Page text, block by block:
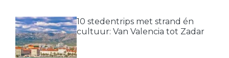
10 stedentrips met strand én
cultuur: Van Valencia tot Zadar